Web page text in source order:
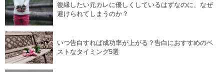
復縁したい元カレに優しくしているはずなのに、なぜ
避けられてしまうのか？
いつ告白すれば成功率が上がる？告白におすすめのベ
ストなタイミング5選